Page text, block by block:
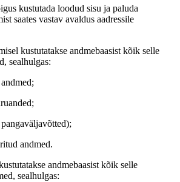
kustutada loodud sisu ja paluda
saates vastav avaldus aadressile
kustutatakse andmebaasist kõik selle
sealhulgas:
andmed.
andmebaasist kõik selle
sealhulgas: